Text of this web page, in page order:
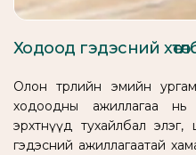
Ходоод гэдэсний
Олон төрлийн эмийн
ходоодны ажиллагаа нь
эрхтнүүд тухайлбал
гэдэсний ажиллагаатай